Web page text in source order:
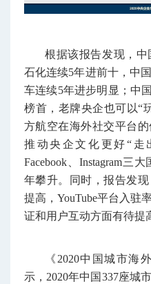
根据该报告发现，中
石化连续5年进前十，中
车连续5年进步明显；中
榜首，老牌央企也可以“
方航空在海外社交平台
推动央企文化更好“走
Facebook、Instagram三
年攀升。同时，报告发
提高，YouTube平台入驻
证和用户互动方面有待提
《2020中国城市海
示，2020年中国337座城